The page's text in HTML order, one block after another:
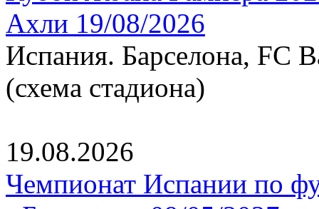
Ахли 19/08/2026
Испания. Барселона, FC
(схема стадиона)
19.08.2026
Чемпионат Испании по